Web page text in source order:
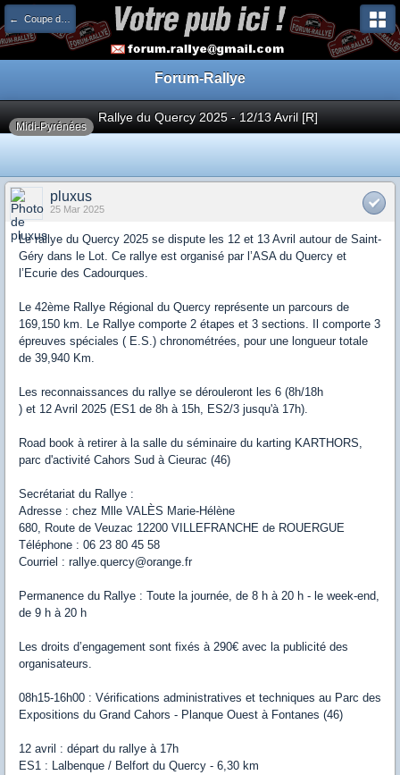
← Coupe de France
Forum-Rallye
Midi-Pyrénées
Rallye du Quercy 2025 - 12/13 Avril [R]
pluxus
25 Mar 2025
Le rallye du Quercy 2025 se dispute les 12 et 13 Avril autour de Saint-
Géry dans le Lot. Ce rallye est organisé par l’ASA du Quercy et
l’Ecurie des Cadourques.
Le 42ème Rallye Régional du Quercy représente un parcours de
169,150 km. Le Rallye comporte 2 étapes et 3 sections. Il comporte 3
épreuves spéciales ( E.S.) chronométrées, pour une longueur totale
de 39,940 Km.
Les reconnaissances du rallye se dérouleront les 6 (8h/18h
) et 12 Avril 2025 (ES1 de 8h à 15h, ES2/3 jusqu'à 17h).
Road book à retirer à la salle du séminaire du karting KARTHORS,
parc d'activité Cahors Sud à Cieurac (46)
Secrétariat du Rallye :
Adresse : chez Mlle VALÈS Marie-Hélène
680, Route de Veuzac 12200 VILLEFRANCHE de ROUERGUE
Téléphone : 06 23 80 45 58
Courriel : rallye.quercy@orange.fr
Permanence du Rallye : Toute la journée, de 8 h à 20 h - le week-end,
de 9 h à 20 h
Les droits d’engagement sont fixés à 290€ avec la publicité des
organisateurs.
08h15-16h00 : Vérifications administratives et techniques au Parc des
Expositions du Grand Cahors - Planque Ouest à Fontanes (46)
12 avril : départ du rallye à 17h
ES1 : Lalbenque / Belfort du Quercy - 6,30 km